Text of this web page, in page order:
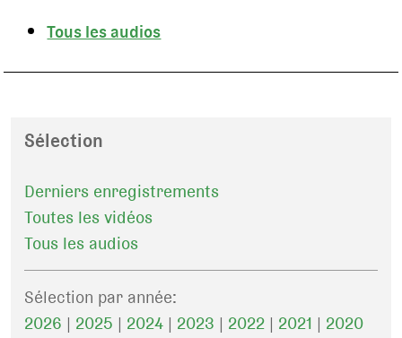
Tous les audios
Sélection
Derniers enregistrements
Toutes les vidéos
Tous les audios
Sélection par année:
2026 | 2025 | 2024 | 2023 | 2022 | 2021 | 2020